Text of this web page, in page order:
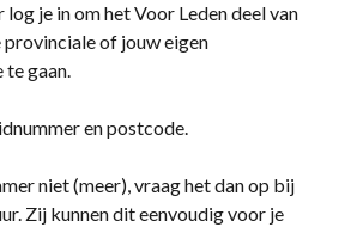
je in om het Voor Leden deel van
provinciale of jouw eigen
gaan.
en postcode.
niet (meer), vraag het dan op bij
Zij kunnen dit eenvoudig voor je